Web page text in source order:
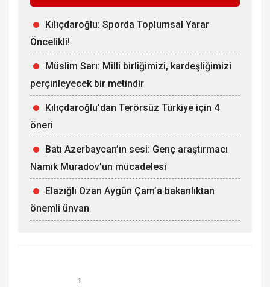
Kılıçdaroğlu: Sporda Toplumsal Yarar
Öncelikli!
Müslim Sarı: Milli birliğimizi, kardeşliğimizi
perçinleyecek bir metindir
Kılıçdaroğlu'dan Terörsüz Türkiye için 4
öneri
Batı Azerbaycan’ın sesi: Genç araştırmacı
Namık Muradov’un mücadelesi
Elazığlı Ozan Aygün Çam’a bakanlıktan
önemli ünvan
1